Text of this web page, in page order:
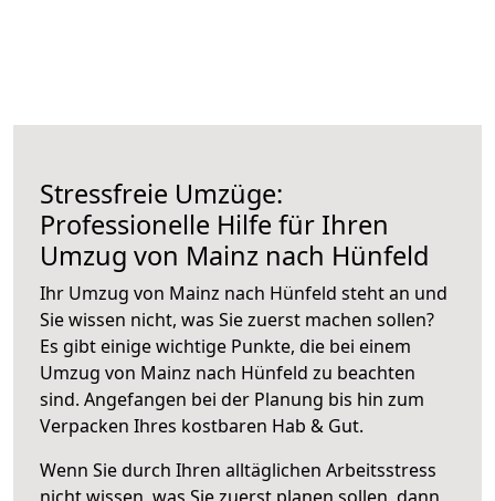
Stressfreie Umzüge:
Professionelle Hilfe für Ihren
Umzug von Mainz nach Hünfeld
Ihr Umzug von Mainz nach Hünfeld steht an und
Sie wissen nicht, was Sie zuerst machen sollen?
Es gibt einige wichtige Punkte, die bei einem
Umzug von Mainz nach Hünfeld zu beachten
sind. Angefangen bei der Planung bis hin zum
Verpacken Ihres kostbaren Hab & Gut.
Wenn Sie durch Ihren alltäglichen Arbeitsstress